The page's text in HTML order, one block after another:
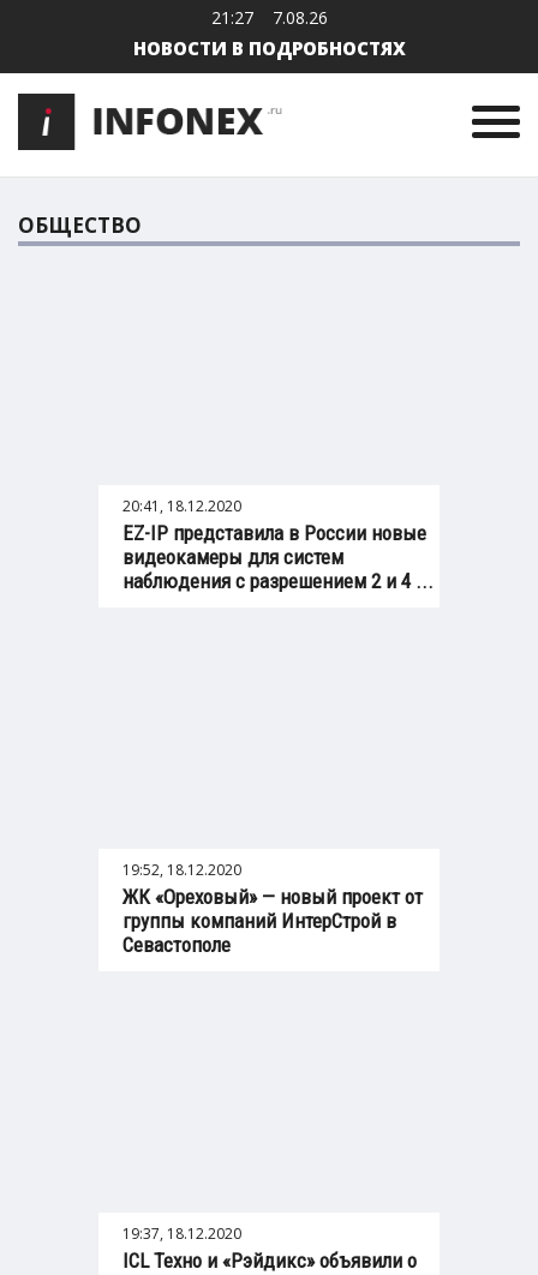
21:27 7.08.26
НОВОСТИ В ПОДРОБНОСТЯХ
ОБЩЕСТВО
20:41, 18.12.2020
EZ-IP представила в России новые
видеокамеры для систем
наблюдения с разрешением 2 и 4 ...
19:52, 18.12.2020
ЖК «Ореховый» — новый проект от
группы компаний ИнтерСтрой в
Севастополе
19:37, 18.12.2020
ICL Техно и «Рэйдикс» объявили о